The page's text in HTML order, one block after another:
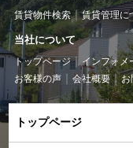
賃貸物件検索 賃貸管理に
当社について
トップページ インフォメ
お客様の声
会社概要 お
トップページ